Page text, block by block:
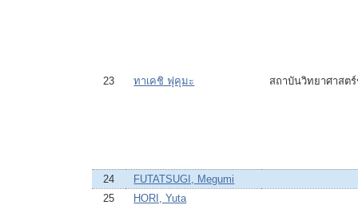
23 ทาเคชิ ฟุคุมะ สถาบันวิทยาศาสต
24
FUTATSUGI, Megumi
25
HORI, Yuta